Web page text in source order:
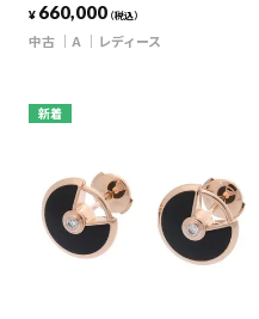
¥ 660,000（税込）
中古 A レディース
新着